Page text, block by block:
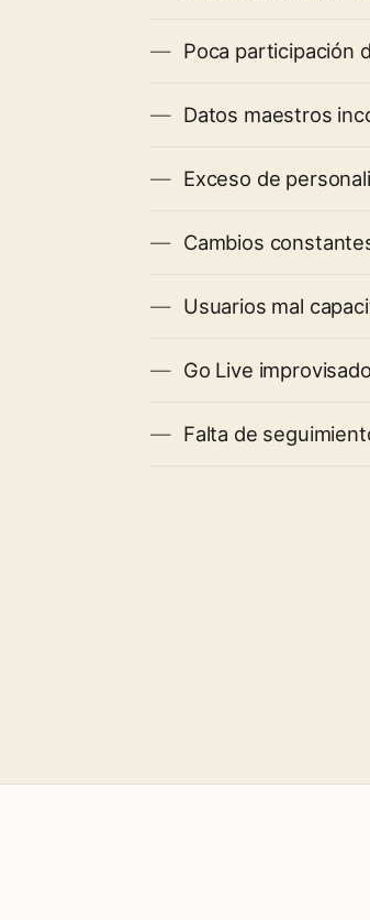
Poca participación
Datos maestros
Exceso de
Cambios
Usuarios mal
Go Live
Falta de